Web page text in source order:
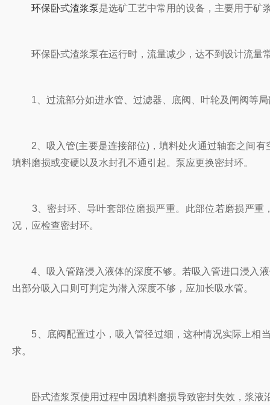
环保卧式渣浆泵是选矿工艺中常用的设备，主要用于矿
环保卧式渣浆泵在运行时，流量减少，达不到设计流量
1、过流部分如进水管、过滤器、底阀、叶轮及闸阀等局
2、吸入管(主要是连接部位)，填料处火通过轴套之间有
填料磨损或变硬以及水封孔不通引起。泵应更换密封环。
3、密封环、导叶套部位磨损严重。此部位若磨损严重
况，应检查密封环。
4、吸入管路浸入液体的深度不够。若吸入管进口浸入液
出部分吸入口则可判定为潜入深度不够，应加长吸水管。
5、底阀配置过小，吸入管径过细，这种情况实际上相当
求。
卧式渣浆泵使用过程中因填料磨损导致密封失效，浆液